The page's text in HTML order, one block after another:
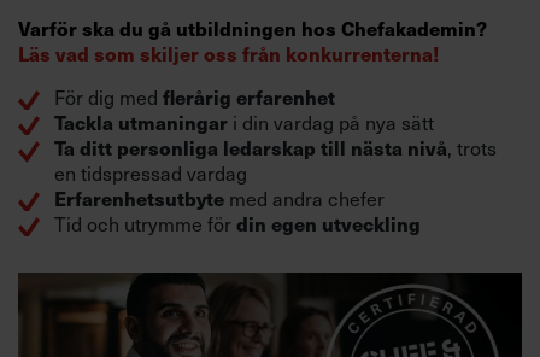
Varför ska du gå utbildningen hos Chefakademin?
Läs vad som skiljer oss från konkurrenterna!
För dig med flerårig erfarenhet
Tackla utmaningar i din vardag på nya sätt
Ta ditt personliga ledarskap till nästa nivå, trots
en tidspressad vardag
Erfarenhetsutbyte med andra chefer
Tid och utrymme fördin egen utveckling